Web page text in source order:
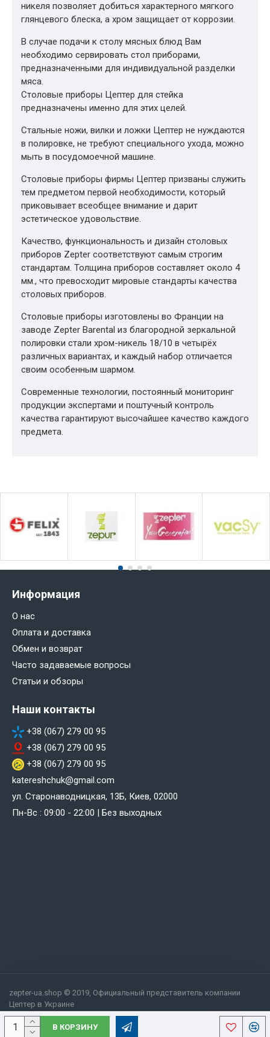
В КОРЗИНУ
никеля позволяет добиться характерного мягкого
глянцевого блеска, а хром защищает от коррозии.
В случае подачи к столу мясных блюд Вам
необходимо сервировать стол приборами,
предназначенными для индивидуальной разделки
мяса.
Столовые приборы Цептер для стейка
предназначены именно для этих целей.
Стальные ножи, вилки и ложки Цептер не нуждаются
в полировке, не требуют специального ухода, можно
мыть в посудомоечной машине.
Столовые приборы фирмы Цептер призваны служить
тем предметом первой необходимости, который
приковывает всеобщее внимание и дарит
эстетическое удовольствие.
Качество, функциональность и дизайн столовых
приборов Zepter соответствуют самым строгим
стандартам. Толщина приборов составляет около 4
мм., что превосходит мировые стандарты качества
столовых приборов.
Столовые приборы изготовлены во Франции на
заводе Zepter Barental из благородной зеркальной
полировки стали хром-никель 18/10 в четырёх
различных вариантах, и каждый набор отличается
своим особенным шармом.
Современные технологии, постоянный мониторинг
продукции экспертами и поштучный контроль
качества гарантируют высочайшее качество каждого
предмета.
Информация
О нас
Оплата и доставка
Обмен и возврат
Часто задаваемые вопросы
Статьи и обзоры
Наши контакты
+38 (067) 279 00 95
+38 (067) 279 00 95
+38 (067) 279 00 95
katereshchuk@gmail.com
ул. Старонаводницкая, 13Б, Киев, 02000
Пн-Вс : 09:00 - 22:00 | Без выходных
zepter-ua.shop © 2019, Официальный представитель компании
Цептер в Украине